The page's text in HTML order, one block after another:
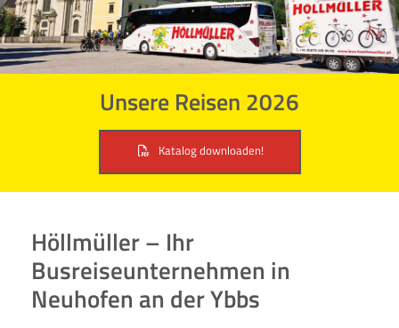
Unsere Reisen 2026
Katalog downloaden!
Höllmüller – Ihr
Busreiseunternehmen in
Neuhofen an der Ybbs